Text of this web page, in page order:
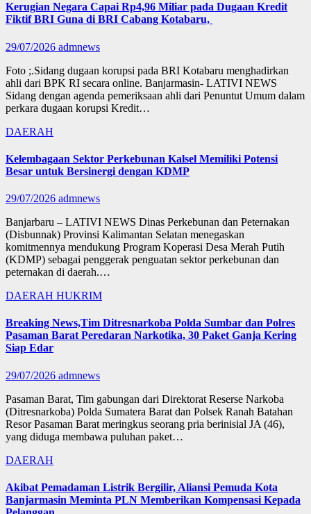
Kerugian Negara Capai Rp4,96 Miliar pada Dugaan Kredit
Fiktif BRI Guna di BRI Cabang Kotabaru,
29/07/2026 admnews
Foto ;.Sidang dugaan korupsi pada BRI Kotabaru menghadirkan
ahli dari BPK RI secara online. Banjarmasin- LATIVI NEWS
Sidang dengan agenda pemeriksaan ahli dari Penuntut Umum dalam
perkara dugaan korupsi Kredit…
DAERAH
Kelembagaan Sektor Perkebunan Kalsel Memiliki Potensi
Besar untuk Bersinergi dengan KDMP
29/07/2026 admnews
Banjarbaru – LATIVI NEWS Dinas Perkebunan dan Peternakan
(Disbunnak) Provinsi Kalimantan Selatan menegaskan
komitmennya mendukung Program Koperasi Desa Merah Putih
(KDMP) sebagai penggerak penguatan sektor perkebunan dan
peternakan di daerah.…
DAERAH HUKRIM
Breaking News,Tim Ditresnarkoba Polda Sumbar dan Polres
Pasaman Barat Peredaran Narkotika, 30 Paket Ganja Kering
Siap Edar
29/07/2026 admnews
Pasaman Barat, Tim gabungan dari Direktorat Reserse Narkoba
(Ditresnarkoba) Polda Sumatera Barat dan Polsek Ranah Batahan
Resor Pasaman Barat meringkus seorang pria berinisial JA (46),
yang diduga membawa puluhan paket…
DAERAH
Akibat Pemadaman Listrik Bergilir, Aliansi Pemuda Kota
Banjarmasin Meminta PLN Memberikan Kompensasi Kepada